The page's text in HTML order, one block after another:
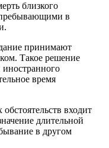
близкого
в
принимают
Такое решение
время
входит
длительной
в другом